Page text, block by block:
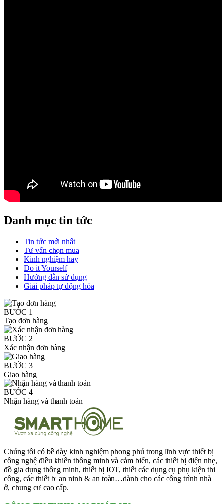
Danh mục tin tức
Tin tức mới nhất
Tư vấn chọn mua
Kinh nghiệm hay
Do it Yourself
Hướng dẫn sử dụng
Giải pháp tự động hóa
BƯỚC 1
Tạo đơn hàng
BƯỚC 2
Xác nhận đơn hàng
BƯỚC 3
Giao hàng
BƯỚC 4
Nhận hàng và thanh toán
Chúng tôi có bề dày kinh nghiệm phong phú trong lĩnh vực thiết bị
công nghệ điều khiển thông minh và cảm biến, các thiết bị điện nhẹ,
đồ gia dụng thông minh, thiết bị IOT, thiết các dụng cụ phụ kiện thi
công, các thiết bị an ninh & an toàn…dành cho các công trình nhà
ở, chung cư cao cấp.